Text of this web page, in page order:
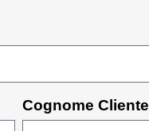
Cognome Cliente